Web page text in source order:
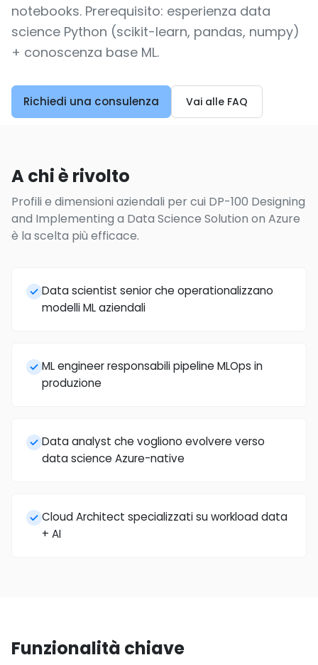
notebooks. Prerequisito: esperienza data
science Python (scikit-learn, pandas, numpy)
+ conoscenza base ML.
Richiedi una consulenza Vai alle FAQ
A chi è rivolto
Profili e dimensioni aziendali per cui DP-100 Designing
and Implementing a Data Science Solution on Azure
è la scelta più efficace.
Data scientist senior che operationalizzano
modelli ML aziendali
ML engineer responsabili pipeline MLOps in
produzione
Data analyst che vogliono evolvere verso
data science Azure-native
Cloud Architect specializzati su workload data
+ AI
Funzionalità chiave